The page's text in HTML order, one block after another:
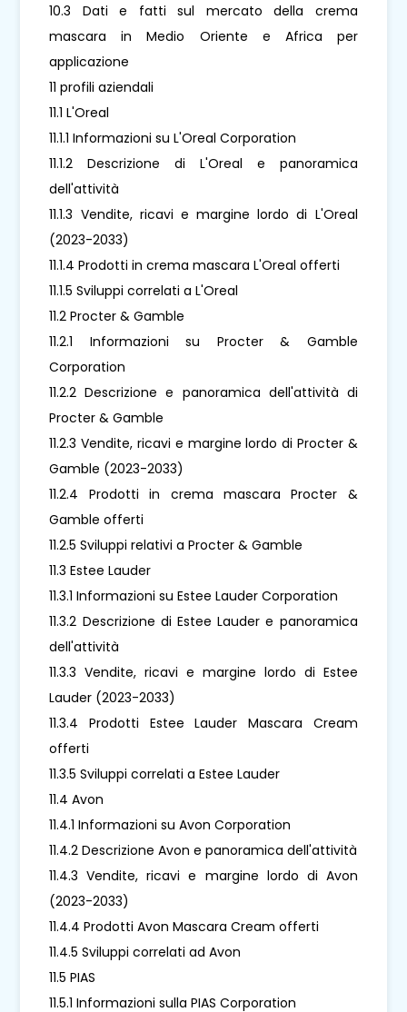
10.3 Dati e fatti sul mercato della crema
mascara in Medio Oriente e Africa per
applicazione
11 profili aziendali
11.1 L'Oreal
11.1.1 Informazioni su L'Oreal Corporation
11.1.2 Descrizione di L'Oreal e panoramica
dell'attività
11.1.3 Vendite, ricavi e margine lordo di L'Oreal
(2023-2033)
11.1.4 Prodotti in crema mascara L'Oreal offerti
11.1.5 Sviluppi correlati a L'Oreal
11.2 Procter & Gamble
11.2.1 Informazioni su Procter & Gamble
Corporation
11.2.2 Descrizione e panoramica dell'attività di
Procter & Gamble
11.2.3 Vendite, ricavi e margine lordo di Procter &
Gamble (2023-2033)
11.2.4 Prodotti in crema mascara Procter &
Gamble offerti
11.2.5 Sviluppi relativi a Procter & Gamble
11.3 Estee Lauder
11.3.1 Informazioni su Estee Lauder Corporation
11.3.2 Descrizione di Estee Lauder e panoramica
dell'attività
11.3.3 Vendite, ricavi e margine lordo di Estee
Lauder (2023-2033)
11.3.4 Prodotti Estee Lauder Mascara Cream
offerti
11.3.5 Sviluppi correlati a Estee Lauder
11.4 Avon
11.4.1 Informazioni su Avon Corporation
11.4.2 Descrizione Avon e panoramica dell'attività
11.4.3 Vendite, ricavi e margine lordo di Avon
(2023-2033)
11.4.4 Prodotti Avon Mascara Cream offerti
11.4.5 Sviluppi correlati ad Avon
11.5 PIAS
11.5.1 Informazioni sulla PIAS Corporation